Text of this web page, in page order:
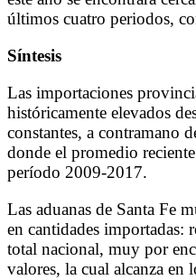
últimos cuatro periodos,
Síntesis
Las importaciones
históricamente elevados
constantes, a contramano
donde el promedio
período 2009-2017.
Las aduanas de Santa Fe
en cantidades importadas:
total nacional, muy por
valores, la cual alcanza en